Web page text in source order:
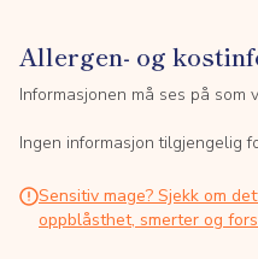
Allergen- og
Informasjonen må ses på som
Ingen informasjon tilgjengelig
Sensitiv mage? Sjekk om
oppblåsthet, smerter og